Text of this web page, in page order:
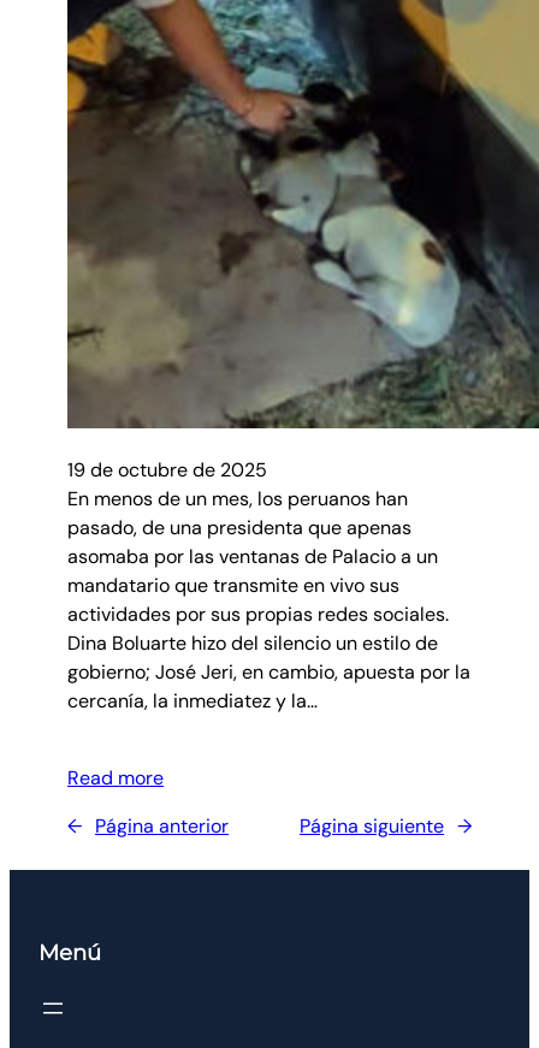
19 de octubre de 2025
En menos de un mes, los peruanos han
pasado, de una presidenta que apenas
asomaba por las ventanas de Palacio a un
mandatario que transmite en vivo sus
actividades por sus propias redes sociales.
Dina Boluarte hizo del silencio un estilo de
gobierno; José Jeri, en cambio, apuesta por la
cercanía, la inmediatez y la…
Read more
← Página anterior Página siguiente →
Menú